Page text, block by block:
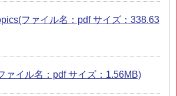
ファイル名：pdf サイズ：338.63
ァイル名：pdf サイズ：1.56MB)